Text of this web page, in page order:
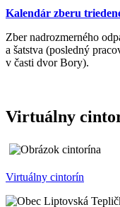
Kalendár zberu
Zber nadrozmerného
a šatstva (posledný
v časti dvor Bory).
Virtuálny
Virtuálny cintorín